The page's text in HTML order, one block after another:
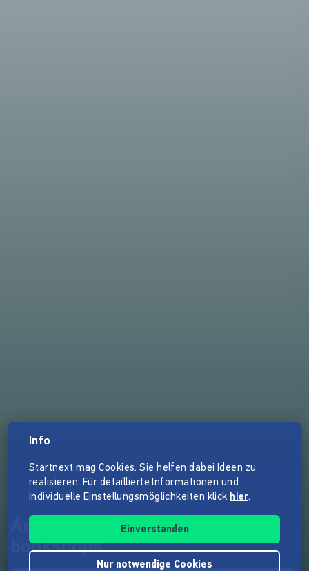
Around the world in 100
bookshops
Info
Startnext mag Cookies. Sie helfen dabei Ideen zu
realisieren. Für detaillierte Informationen und
individuelle Einstellungsmöglichkeiten klick hier.
Einverstanden
Nur notwendige Cookies